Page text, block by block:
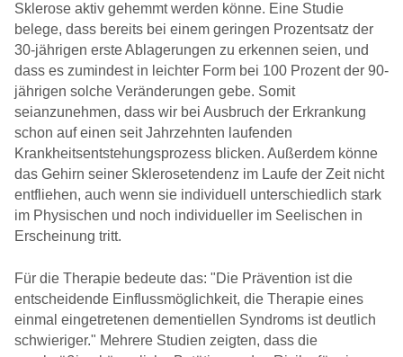
Sklerose aktiv gehemmt werden könne. Eine Studie
belege, dass bereits bei einem geringen Prozentsatz der
30-jährigen erste Ablagerungen zu erkennen seien, und
dass es zumindest in leichter Form bei 100 Prozent der 90-
jährigen solche Veränderungen gebe. Somit
seianzunehmen, dass wir bei Ausbruch der Erkrankung
schon auf einen seit Jahrzehnten laufenden
Krankheitsentstehungsprozess blicken. Außerdem könne
das Gehirn seiner Sklerosetendenz im Laufe der Zeit nicht
entfliehen, auch wenn sie individuell unterschiedlich stark
im Physischen und noch individueller im Seelischen in
Erscheinung tritt.
Für die Therapie bedeute das: "Die Prävention ist die
entscheidende Einflussmöglichkeit, die Therapie eines
einmal eingetretenen dementiellen Syndroms ist deutlich
schwieriger." Mehrere Studien zeigten, dass die